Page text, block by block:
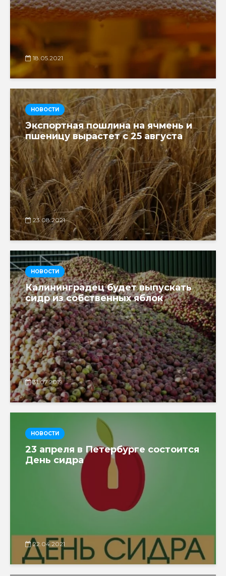
18.05.2021
НОВОСТИ
Экспортная пошлина на ячмень и
пшеницу вырастет с 25 августа
23.08.2021
НОВОСТИ
Калининградец будет выпускать
сидр из собственных яблок
31.07.2019
НОВОСТИ
23 апреля в Петербурге состоится
День сидра
22.04.2021